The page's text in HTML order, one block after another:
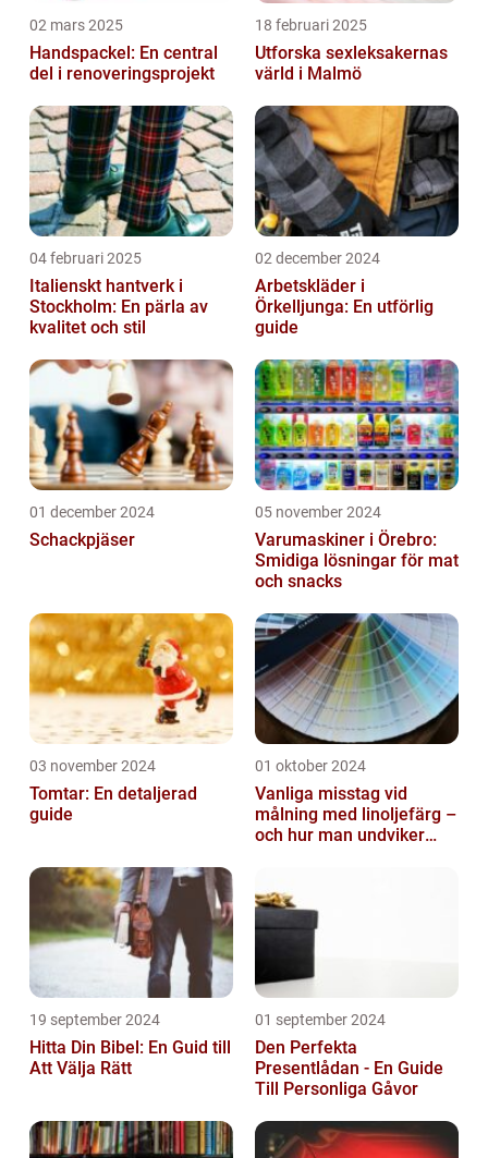
02 mars 2025
Handspackel: En central
del i renoveringsprojekt
18 februari 2025
Utforska sexleksakernas
värld i Malmö
04 februari 2025
Italienskt hantverk i
Stockholm: En pärla av
kvalitet och stil
02 december 2024
Arbetskläder i
Örkelljunga: En utförlig
guide
01 december 2024
Schackpjäser
05 november 2024
Varumaskiner i Örebro:
Smidiga lösningar för mat
och snacks
03 november 2024
Tomtar: En detaljerad
guide
01 oktober 2024
Vanliga misstag vid
målning med linoljefärg –
och hur man undviker
19 september 2024
Hitta Din Bibel: En Guid till
Att Välja Rätt
01 september 2024
Den Perfekta
Presentlådan - En Guide
Till Personliga Gåvor